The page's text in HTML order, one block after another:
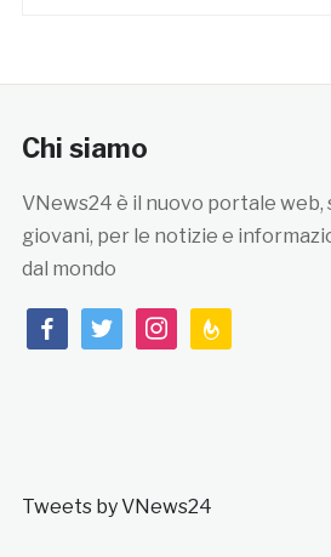
Chi siamo
VNews24 è il nuovo portale
giovani, per le notizie e
dal mondo
facebooktwitterinstagramfeedburner
Tweets by VNews24